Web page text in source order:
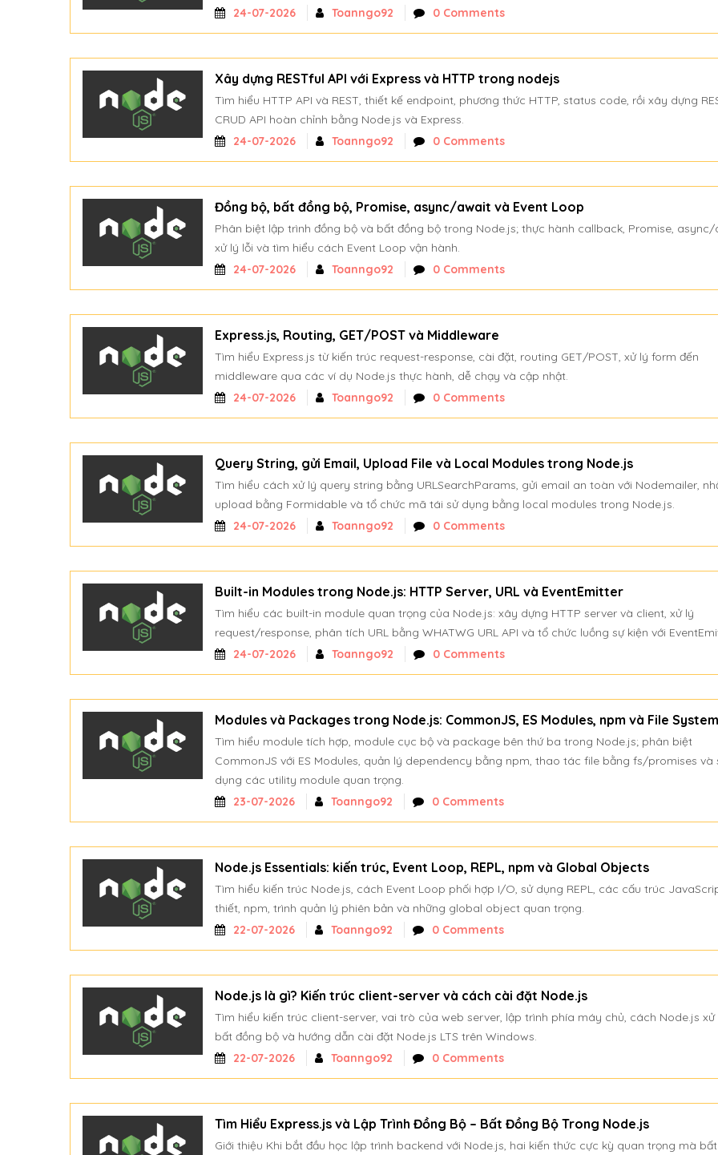
24-07-2026
Toanngo92 0 Comments
Xây dựng RESTful API với Express và HTTP trong nodejs
Tìm hiểu HTTP API và REST, thiết kế endpoint, phương thức HTTP, status code, rồi xây dựng
CRUD API hoàn chỉnh bằng Node.js và Express.
24-07-2026
Toanngo92 0 Comments
Đồng bộ, bất đồng bộ, Promise, async/await và Event Loop
Phân biệt lập trình đồng bộ và bất đồng bộ trong Node.js; thực hành callback, Promise, async/
xử lý lỗi và tìm hiểu cách Event Loop vận hành.
24-07-2026
Toanngo92 0 Comments
Express.js, Routing, GET/POST và Middleware
Tìm hiểu Express.js từ kiến trúc request-response, cài đặt, routing GET/POST, xử lý form đến
middleware qua các ví dụ Node.js thực hành, dễ chạy và cập nhật.
24-07-2026
Toanngo92 0 Comments
Query String, gửi Email, Upload File và Local Modules trong Node.js
Tìm hiểu cách xử lý query string bằng URLSearchParams, gửi email an toàn với Nodemailer,
upload bằng Formidable và tổ chức mã tái sử dụng bằng local modules trong Node.js.
24-07-2026
Toanngo92 0 Comments
Built-in Modules trong Node.js: HTTP Server, URL và EventEmitter
Tìm hiểu các built-in module quan trọng của Node.js: xây dựng HTTP server và client, xử lý
request/response, phân tích URL bằng WHATWG URL API và tổ chức luồng sự kiện với
24-07-2026
Toanngo92 0 Comments
Modules và Packages trong Node.js: CommonJS, ES Modules, npm và File System
Tìm hiểu module tích hợp, module cục bộ và package bên thứ ba trong Node.js; phân biệt
CommonJS với ES Modules, quản lý dependency bằng npm, thao tác file bằng fs/promises và
dụng các utility module quan trọng.
23-07-2026
Toanngo92 0 Comments
Node.js Essentials: kiến trúc, Event Loop, REPL, npm và Global Objects
Tìm hiểu kiến trúc Node.js, cách Event Loop phối hợp I/O, sử dụng REPL, các cấu trúc
thiết, npm, trình quản lý phiên bản và những global object quan trọng.
22-07-2026
Toanngo92 0 Comments
Node.js là gì? Kiến trúc client-server và cách cài đặt Node.js
Tìm hiểu kiến trúc client-server, vai trò của web server, lập trình phía máy chủ, cách Node.js
bất đồng bộ và hướng dẫn cài đặt Node.js LTS trên Windows.
22-07-2026
Toanngo92 0 Comments
Tìm Hiểu Express.js và Lập Trình Đồng Bộ – Bất Đồng Bộ Trong Node.js
Giới thiệu Khi bắt đầu học lập trình backend với Node.js, hai kiến thức cực kỳ quan trọng mà